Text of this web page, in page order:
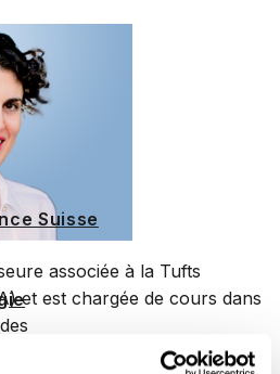
Suisse
associée à la Tufts
et est chargée de cours dans
Suisse.